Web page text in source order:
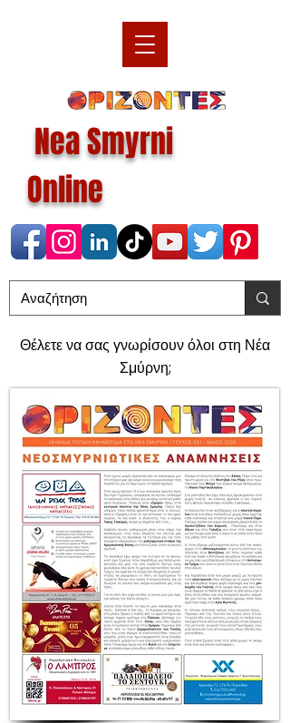
Nea Smyrni
Online
Θέλετε να σας γνωρίσουν όλοι στη Νέα
Σμύρνη;